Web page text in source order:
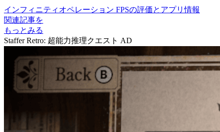
インフィニティオペレーション FPSの評価とアプリ情報
関連記事を
もっとみる
Staffer Retro: 超能力推理クエスト AD